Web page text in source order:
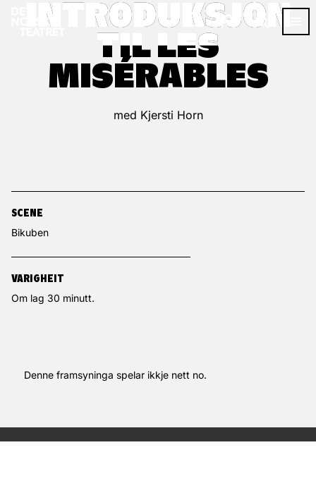
INTRODUKSJON
TIL LES
MISÉRABLES
INTRODUKSJON
TIL LES
MISÉRABLES
med Kjersti Horn
SCENE
Bikuben
VARIGHEIT
Om lag 30 minutt.
Denne framsyninga spelar ikkje nett no.